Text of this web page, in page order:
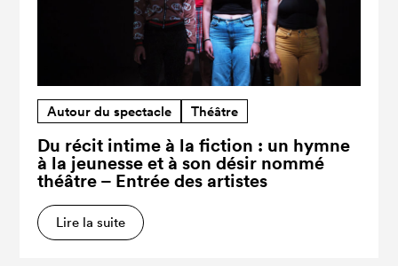
Autour du spectacle Théâtre
Du récit intime à la fiction : un hymne
à la jeunesse et à son désir nommé
théâtre – Entrée des artistes
Lire la suite